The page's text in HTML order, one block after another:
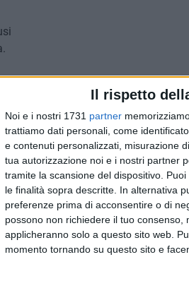
Il rispetto
Noi e i nostri 1731 partner
trattiamo dati personali, come
e contenuti personalizzati, misurazione
tua autorizzazione noi e i nostri partner
tramite la scansione del dispositivo.
le finalità sopra descritte. In alternativa
preferenze prima di acconsentire o di
possono non richiedere il tuo
applicheranno solo a questo sito web.
momento tornando su questo sito e
Stella